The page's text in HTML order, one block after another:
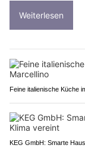
Weiterlesen
Feine italienische Küche
KEG GmbH: Smarte